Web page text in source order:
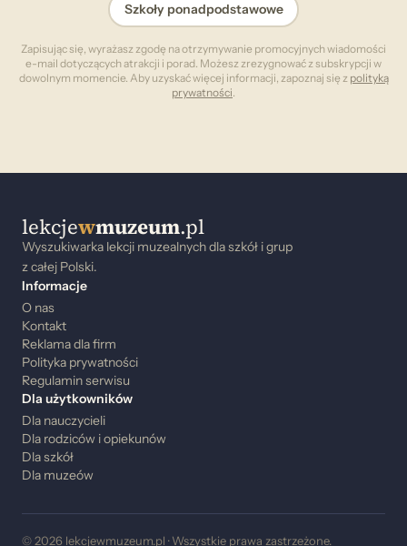
Szkoły ponadpodstawowe
Zapisując się, wyrażasz zgodę na otrzymywanie promocyjnych wiadomości
e-mail dotyczących atrakcji i porad. Możesz zrezygnować z subskrypcji w
dowolnym momencie. Aby uzyskać więcej informacji, zapoznaj się z polityką
prywatności
lekcjewmuzeum.pl
Wyszukiwarka lekcji muzealnych dla szkół i grup
z całej Polski.
Informacje
O nas
Kontakt
Reklama dla firm
Polityka prywatności
Regulamin serwisu
Dla użytkowników
Dla nauczycieli
Dla rodziców i opiekunów
Dla szkół
Dla muzeów
© 2026 lekcjewmuzeum.pl · Wszystkie prawa zastrzeżone.